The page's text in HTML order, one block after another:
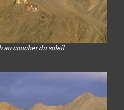
au coucher du soleil